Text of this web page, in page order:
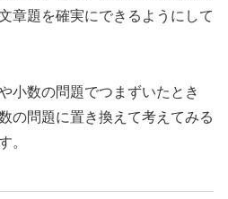
章題を確実にできるようにして
小数の問題でつまずいたとき
の問題に置き換えて考えてみる
。